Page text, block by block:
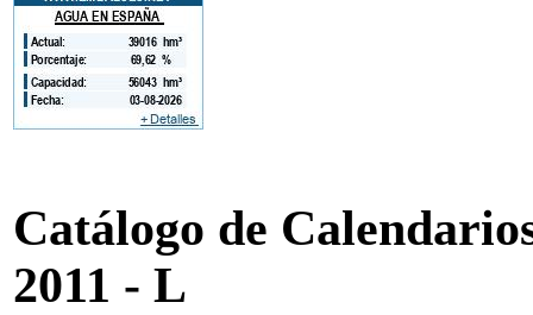
Catálogo de
2011 - L